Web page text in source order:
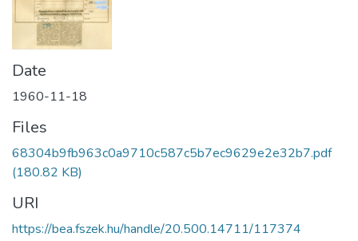
Date
1960-11-18
Files
68304b9fb963c0a9710c587c5b7ec9629e2e32b7.pdf
(180.82 KB)
URI
https://bea.fszek.hu/handle/20.500.14711/117374